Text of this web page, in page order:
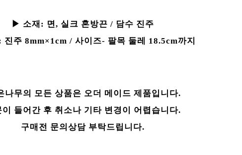
▶ 소재: 면, 실크 혼방끈 / 담수 진주
진주 8mm×1cm / 사이즈- 팔목 둘레 18.5cm까지
나무의 모든 상품은 오더 메이드 제품입니다.
이 들어간 후 취소나 기타 변경이 어렵습니다.
구매전 문의상담 부탁드립니다.